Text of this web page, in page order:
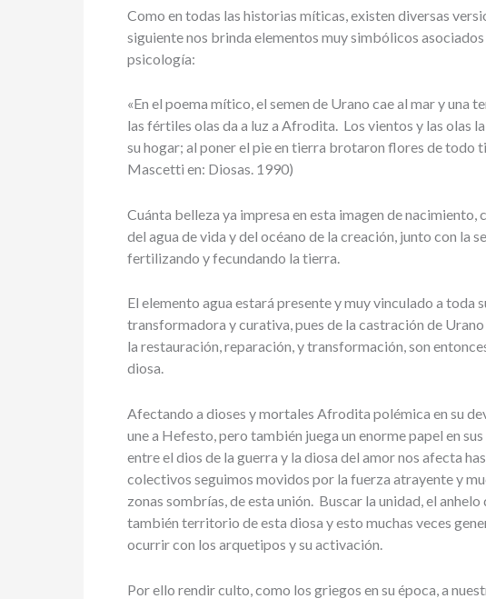
Como en todas las historias míticas, existen diversas
siguiente nos brinda elementos muy simbólicos
psicología:
«En el poema mítico, el semen de Urano cae al mar y una
las fértiles olas da a luz a Afrodita. Los vientos y las olas
su hogar; al poner el pie en tierra brotaron flores de todo
Mascetti en: Diosas. 1990)
Cuánta belleza ya impresa en esta imagen de
del agua de vida y del océano de la creación, junto con la
fertilizando y fecundando la tierra.
El elemento agua estará presente y muy vinculado a toda
transformadora y curativa, pues de la castración de
la restauración, reparación, y transformación, son
diosa.
Afectando a dioses y mortales Afrodita polémica en su
une a Hefesto, pero también juega un enorme papel en
entre el dios de la guerra y la diosa del amor nos afecta
colectivos seguimos movidos por la fuerza atrayente y
zonas sombrías, de esta unión. Buscar la unidad, el
también territorio de esta diosa y esto muchas veces
ocurrir con los arquetipos y su activación.
Por ello rendir culto, como los griegos en su época, a